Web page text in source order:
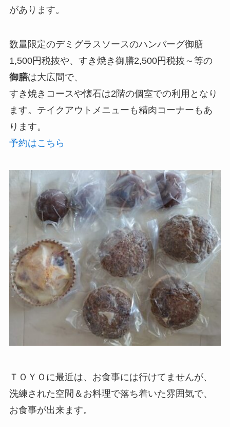
があります。
数量限定のデミグラスソースのハンバーグ御膳
1,500円税抜や、すき焼き御膳2,500円税抜～等の
御膳は大広間で、
すき焼きコースや懐石は2階の個室での利用となり
ます。テイクアウトメニューも精肉コーナーもあ
ります。
予約はこちら
ＴＯＹＯに最近は、お食事には行けてませんが、
洗練された空間＆お料理で落ち着いた雰囲気で、
お食事が出来ます。